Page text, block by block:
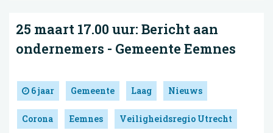
25 maart 17.00 uur: Bericht aan
ondernemers - Gemeente Eemnes
6 jaar Gemeente Laag Nieuws
Corona Eemnes Veiligheidsregio Utrecht